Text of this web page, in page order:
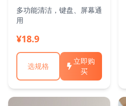
多功能清洁，键盘、屏幕通
用
¥18.9
选规格
立即购
买